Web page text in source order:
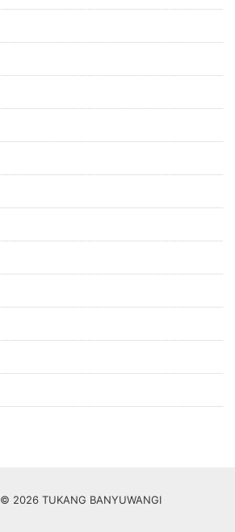
2026 TUKANG BANYUWANGI